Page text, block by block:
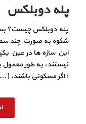
پله دوبلکس
پله دوبلکس چیست؟
شکوه به صورت چند
این سازه ها در عین
نیستند، به طور معمول
؛ اگر مسکونی باشند،